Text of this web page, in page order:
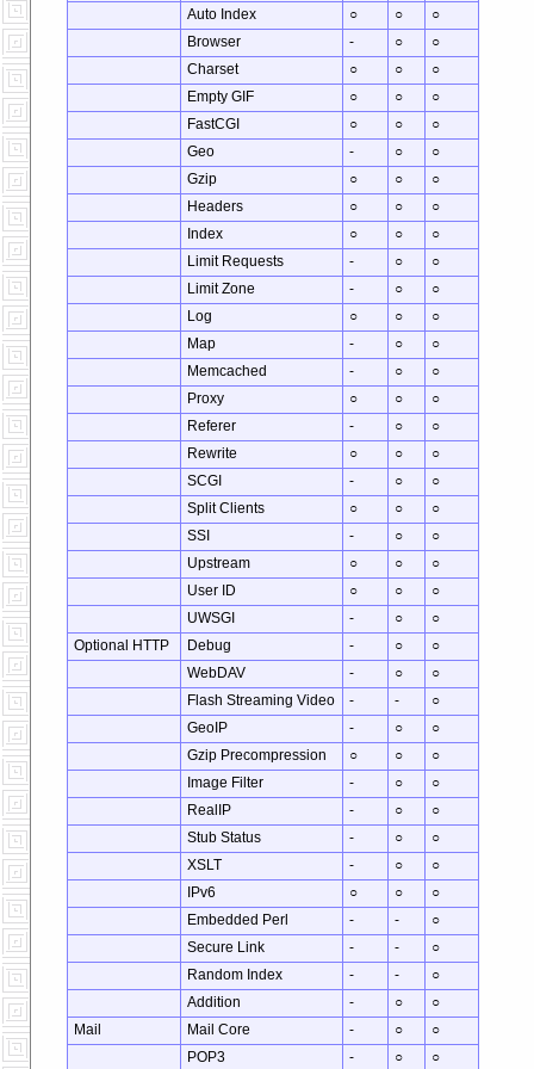
Auto Index ○ ○
○
Browser
- ○
○
Charset
○ ○
○
Empty GIF
○ ○
○
FastCGI
○ ○
○
Geo
- ○
○
Gzip
○ ○
○
Headers
○ ○
○
Index
○ ○
○
Limit Requests
- ○
○
Limit Zone
- ○
○
Log
○ ○
○
Map
- ○
○
Memcached
- ○
○
Proxy
○ ○
○
Referer
- ○
○
Rewrite
○ ○
○
SCGI
- ○
○
Split Clients
○ ○
○
SSI
- ○
○
Upstream
○ ○
○
User ID
○ ○
○
UWSGI
- ○
○
Optional HTTP
Debug - ○
○
WebDAV
- ○
○
Flash Streaming Video
- -
○
GeoIP
- ○
○
Gzip Precompression
○ ○
○
Image Filter
- ○
○
RealIP
- ○
○
Stub Status
- ○
○
XSLT
- ○
○
IPv6
○ ○
○
Embedded Perl
- -
○
Secure Link
- -
○
Random Index
- -
○
Addition
- ○
○
Mail
Mail Core - ○
○
POP3
- ○ ○